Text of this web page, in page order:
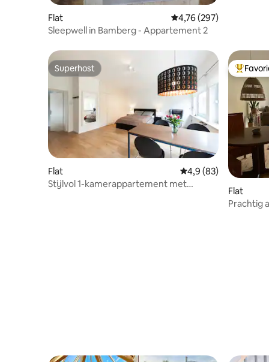
Flat Gemiddelde
4,76 (297)
Sleepwell in Bamberg - Appartement 2
Superhost
Superhost
Flat Gemiddelde
4,9 (83)
Stijlvol 1-kamerappartement met
Flat
Prachtig